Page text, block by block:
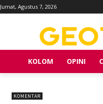
Jumat, Agustus 7, 2026
KOLOM OPINI
KOMENTAR